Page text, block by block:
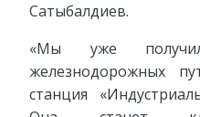
Сатыбалдиев.
«Мы уже
железнодорожных
станция